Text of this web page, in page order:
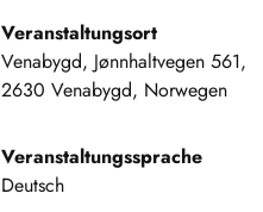
Veranstaltungsort
Venabygd, Jønnhaltvegen 561,
2630 Venabygd, Norwegen
Veranstaltungssprache
Deutsch